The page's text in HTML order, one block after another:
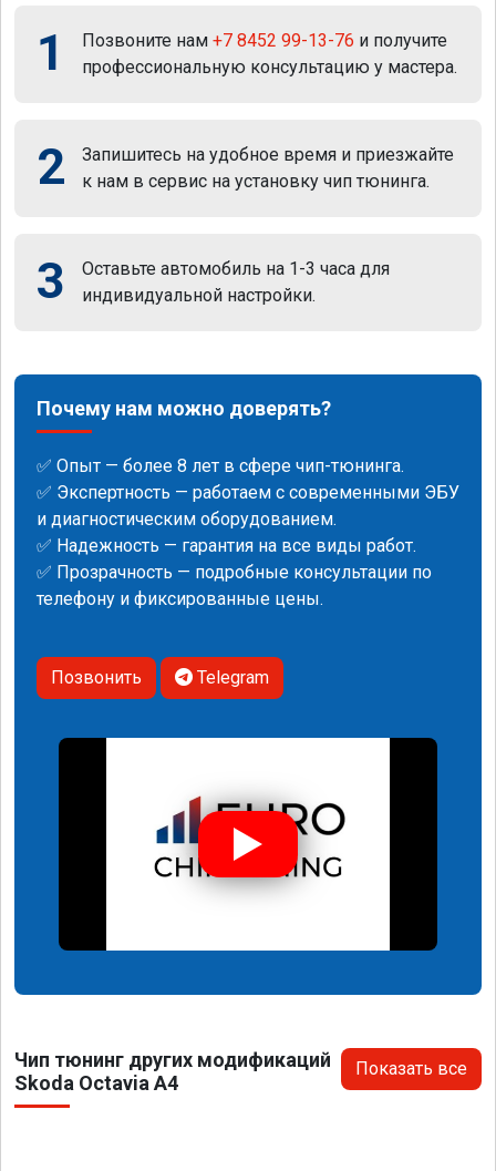
1 Позвоните нам +7 8452 99-13-76 и получите
профессиональную консультацию у мастера.
2
Запишитесь на удобное время и приезжайте
к нам в сервис на установку чип тюнинга.
3
Оставьте автомобиль на 1-3 часа для
индивидуальной настройки.
Почему нам можно доверять?
✅ Опыт — более 8 лет в сфере чип-тюнинга.
✅ Экспертность — работаем с современными ЭБУ
и диагностическим оборудованием.
✅ Надежность — гарантия на все виды работ.
✅ Прозрачность — подробные консультации по
телефону и фиксированные цены.
Позвонить Telegram
Чип тюнинг других модификаций
Skoda Octavia A4
Показать все